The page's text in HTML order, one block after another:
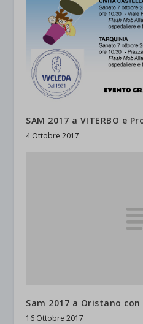
SAM 2017 a VITERBO e
4 Ottobre 2017
Sam 2017 a Oristano
16 Ottobre 2017